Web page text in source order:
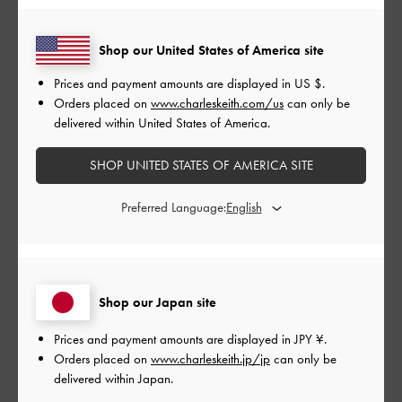
もっと見る
持ち手は３WAYで使えて、雰囲気も変わるのでとても良いで
す。
中も財布、キーケース、ポーチ、ハンカチなど入り、容量はし
Shop our Japan site
Prices and payment amounts are displayed inJPY ¥.
Orders placed on www.charleskeith.jp/jp can only be
delivered within Japan.
Shop our United States of America site
Prices and payment amounts are displayed in US $.
Orders placed on www.charleskeith.com/us can only be
delivered within United States of America.
SHOP UNITED STATES OF AMERICA SITE
Preferred Language: